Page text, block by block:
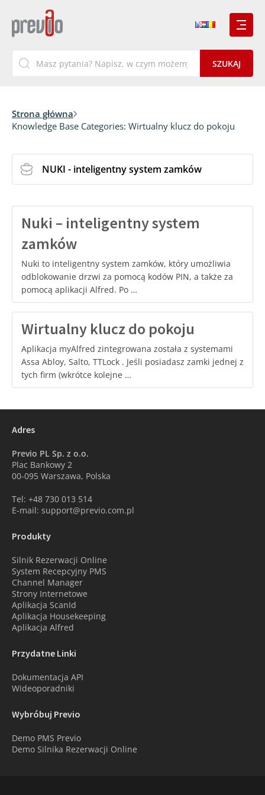
Strona główna
Knowledge Base Categories: Wirtualny klucz do pokoju
NUKI - inteligentny system zamków
Nuki – inteligentny system
zamków
Nuki to inteligentny system zamków, który umożliwia
odblokowanie drzwi za pomocą kodów PIN, a także za
pomocą aplikacji Alfred. Po …
Wirtualny klucz do pokoju
Aplikacja myAlfred zintegrowana została z systemami
Assa Abloy, Salto, TTLock . Jeśli posiadasz zamki jednej z
tych firm (wkrótce kolejne …
Adres
Previo PL Sp. z o.o.
Plac Bankowy 2
00-095 Warszawa, Polska
Tel: +48 730 013 514
E-mail: support@previo.com.pl
Produkty
Silnik Rezerwacji Online
System Recepcyjny PMS
Channel Manager
Strony Internetowe
Aplikacja ScanId
Aplikacja Housekeeping
Aplikacja Alfred
Przydatne Linki
Dokumentacja API
Wideoporadniki
Wybróbuj Previo
Demo PMS Previo
Demo Silnika Rezerwacji Online